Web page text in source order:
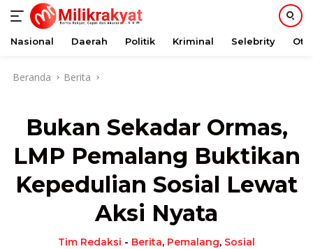
Nasional Daerah Politik Kriminal Selebrity
Beranda Berita
Bukan Sekadar Ormas,
LMP Pemalang Buktikan
Kepedulian Sosial Lewat
Aksi Nyata
Tim Redaksi - Berita, Pemalang, Sosial